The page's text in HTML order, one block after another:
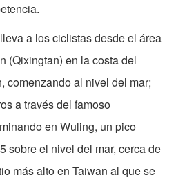
a los ciclistas desde el área
(Qixingtan) en la costa del
comenzando al nivel del mar;
a través del famoso
en Wuling, un pico
sobre el nivel del mar, cerca de
más alto en Taiwan al que se